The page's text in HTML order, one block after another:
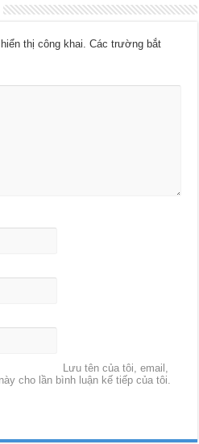
thị công khai. Các trường bắt
Lưu tên của tôi, email,
cho lần bình luận kế tiếp của tôi.